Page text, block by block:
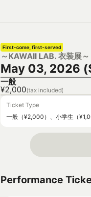
First-come, first-served
～KAWAII LAB. 衣装展
May 03, 2026
一般
¥2,000(tax included)
Ticket Type
一般（¥2,000）、小学生（
Performance